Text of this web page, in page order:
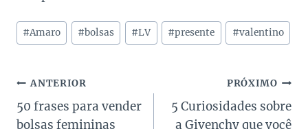
Tags
do
#Amaro #bolsas #LV #presente #valentino
Navegação
de
ANTERIOR
50 frases para vender
bolsas femininas
PRÓXIMO
5 Curiosidades sobre
a Givenchy que você